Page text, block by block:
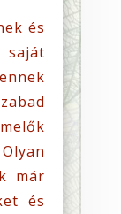
és
már
és